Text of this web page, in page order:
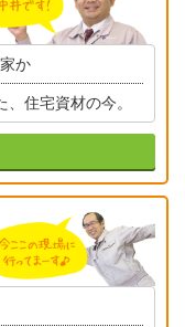
か
住宅資材の今。